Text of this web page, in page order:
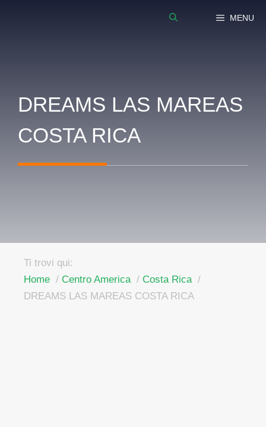
MENU
DREAMS LAS MAREAS
COSTA RICA
Ti trovi qui:
Home
Centro America
Costa Rica
DREAMS LAS MAREAS COSTA RICA